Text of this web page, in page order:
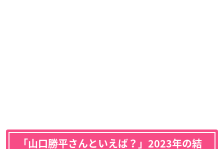
「山口勝平さんといえば？」2023年の結